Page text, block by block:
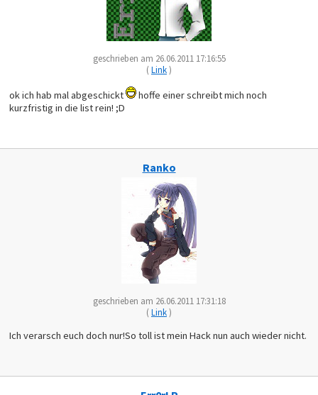
geschrieben am 26.06.2011 17:16:55
(Link)
ok ich hab mal abgeschickt
hoffe einer schreibt mich noch
kurzfristig in die list rein! ;D
Ranko
geschrieben am 26.06.2011 17:31:18
(Link)
Ich verarsch euch doch nur!So toll ist mein Hack nun auch wieder nicht.